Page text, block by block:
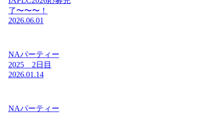
了〜〜〜！
2026.06.01
NAパーティー
2025 2日目
2026.01.14
NAパーティー